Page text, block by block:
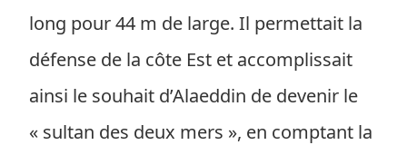
long pour 44 m de large. Il permettait la
défense de la côte Est et accomplissait
ainsi le souhait d’Alaeddin de devenir le
« sultan des deux mers », en comptant la